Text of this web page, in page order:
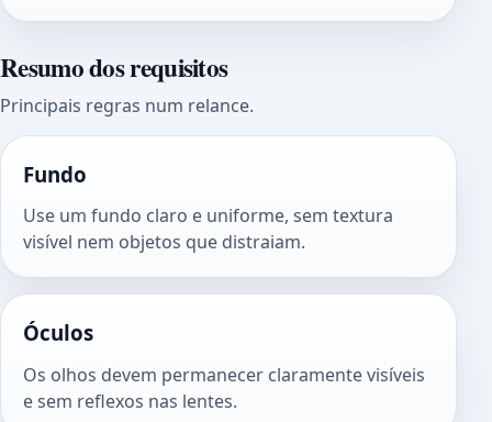
Resumo dos requisitos
Principais regras num relance.
Fundo
Use um fundo claro e uniforme, sem textura
visível nem objetos que distraiam.
Óculos
Os olhos devem permanecer claramente visíveis
e sem reflexos nas lentes.